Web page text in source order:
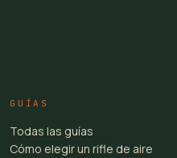
GUÍAS
Todas las guías
Cómo elegir un rifle de aire